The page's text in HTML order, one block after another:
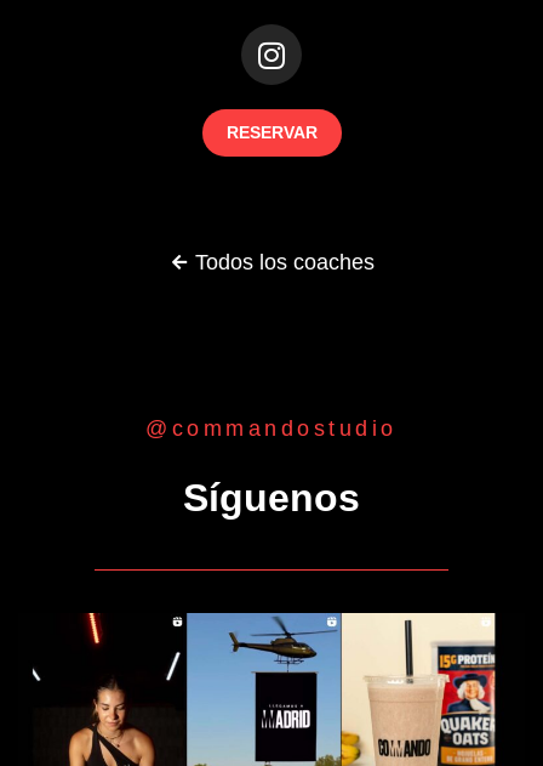
RESERVAR
Todos los coaches
@commandostudio
Síguenos